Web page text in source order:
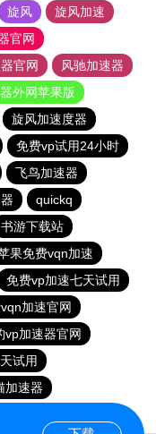
旋风
旋风加速
官网
官网
风驰加速器
外网苹果版
旋风加速度器
免费vp试用24小时
飞鸟加速器
quickq
书游下载站
果免费vqn加速
免费vp加速七天试用
加速官网
vp加速器官网
试用
加速器